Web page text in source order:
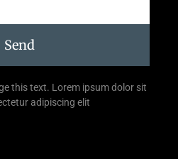
Send
this text. Lorem ipsum dolor sit
adipiscing elit